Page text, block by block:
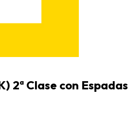
2ª Clase con Espadas